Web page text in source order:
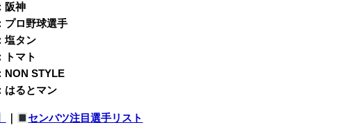
阪神
ロ野球選手
塩タン
トマト
NON STYLE
はるとマン
センバツ注目選手リスト